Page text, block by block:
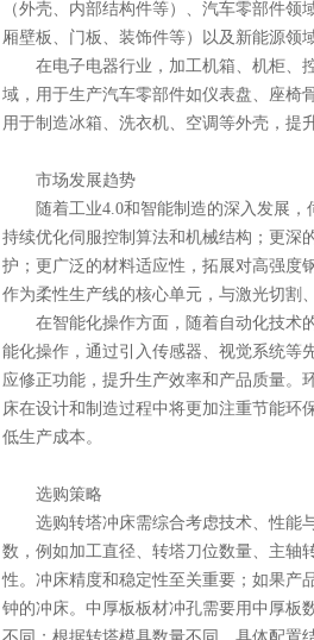
（外壳、内部结构件等）、汽车零部件
厢壁板、门板、装饰件等）以及新能源领
在电子电器行业，加工机箱、机柜、控
域，用于生产汽车零部件如仪表盘、座椅
用于制造冰箱、洗衣机、空调等外壳，提
市场发展趋势
随着工业4.0和智能制造的深入发展，
持续优化伺服控制算法和机械结构；更深
护；更广泛的材料适应性，拓展对高强度
作为柔性生产线的核心单元，与激光切割
在智能化操作方面，随着自动化技术的
能化操作，通过引入传感器、视觉系统等
应修正功能，提升生产效率和产品质量。
床在设计和制造过程中将更加注重节能环
低生产成本。
选购策略
选购转塔冲床需综合考虑技术、性能与
数，例如加工直径、转塔刀位数量、主轴
性。冲床精度和稳定性至关重要；如果产
钟的冲床。中厚板板材冲孔需要用中厚板